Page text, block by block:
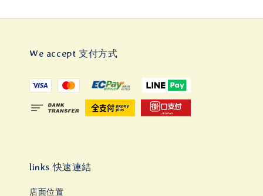
We accept 支付方式
links 快速連結
店面位置